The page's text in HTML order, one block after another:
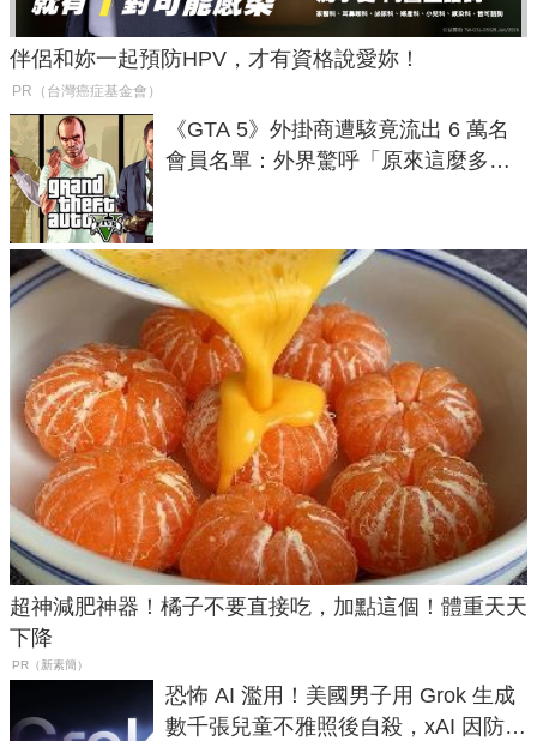
伴侶和妳一起預防HPV，才有資格說愛妳！
PR（台灣癌症基金會）
《GTA 5》外掛商遭駭竟流出 6 萬名
會員名單：外界驚呼「原來這麼多人
超神減肥神器！橘子不要直接吃，加點這個！體重天天
下降
PR（新素簡）
恐怖 AI 濫用！美國男子用 Grok 生成
數千張兒童不雅照後自殺，xAI 因防護